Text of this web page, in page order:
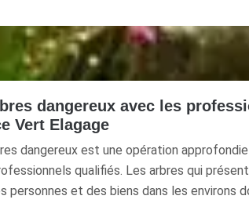
dangereux avec les
Vert Elagage
dangereux est une opération
qualifiés. Les arbres qui
personnes et des biens dans les environs